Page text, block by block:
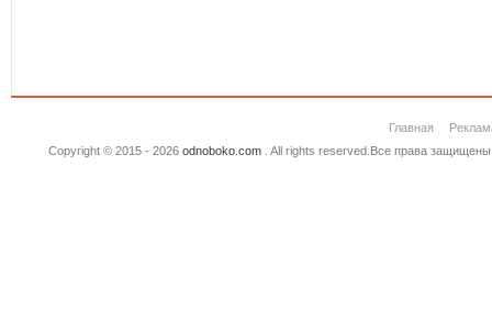
Главная
Copyright © 2015 - 2026 odnoboko.com. All rights reserved.Все права защищены.